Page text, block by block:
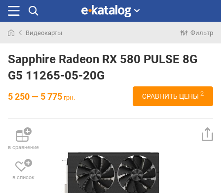
раньше
Видеокарты Фильтр
Sapphire Radeon RX 580 PULSE 8G
G5 11265-05-20G
5 250 — 5 775 грн. СРАВНИТЬ ЦЕНЫ 2
в сравнение
в список